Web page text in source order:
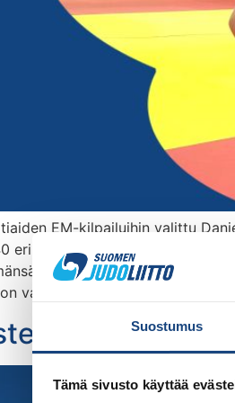
Suostumus
Tämä sivusto käyttää
EM-kilpailuihin valittu
eri maasta. Danielin
ensimmäisiin,
valmis kohtaamaan
EM-joukkue